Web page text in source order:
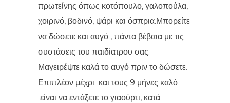
πρωτείνης όπως κοτόπουλο, γαλοπούλα,
χοιρινό, βοδινό, ψάρι και όσπρια.Μπορείτε
να δώσετε και αυγό , πάντα βέβαια με τις
συστάσεις του παιδίατρου σας.
Μαγειρέψτε καλά το αυγό πριν το δώσετε.
Επιπλέον μέχρι και τους 9 μήνες καλό
είναι να εντάξετε το γιαούρτι, κατά